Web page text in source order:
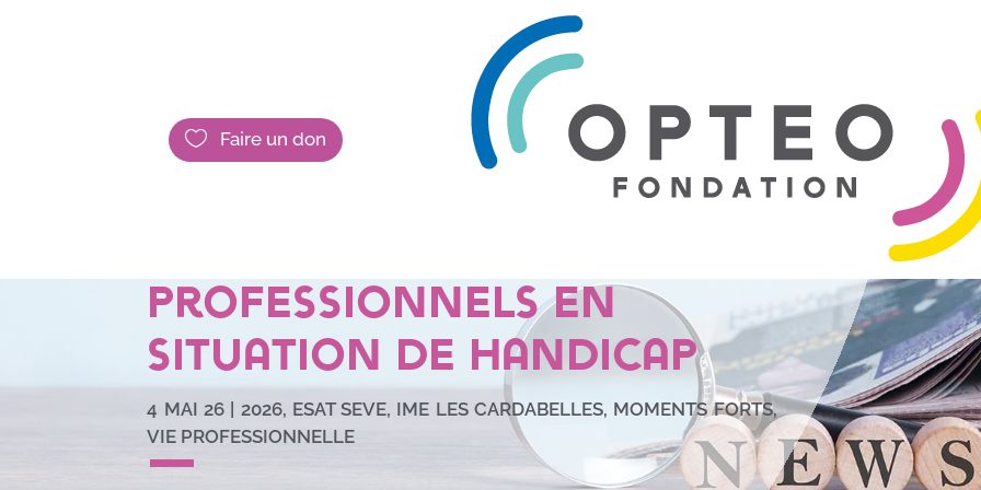
 Faire un don
Les RSFP : valoriser les
professionnels en
situation de handicap
4 MAI 26| 2026, ESAT SEVE, IME LES CARDABELLES, MOMENTS FORTS,
VIE PROFESSIONNELLE